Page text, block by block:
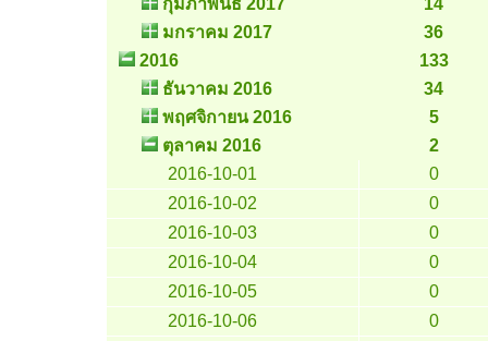
กุมภาพันธ์ 2017
14
มกราคม 2017
36
2016
133
ธันวาคม 2016
34
พฤศจิกายน 2016
5
ตุลาคม 2016
2
2016-10-01
0
2016-10-02
0
2016-10-03
0
2016-10-04
0
2016-10-05
0
2016-10-06
0